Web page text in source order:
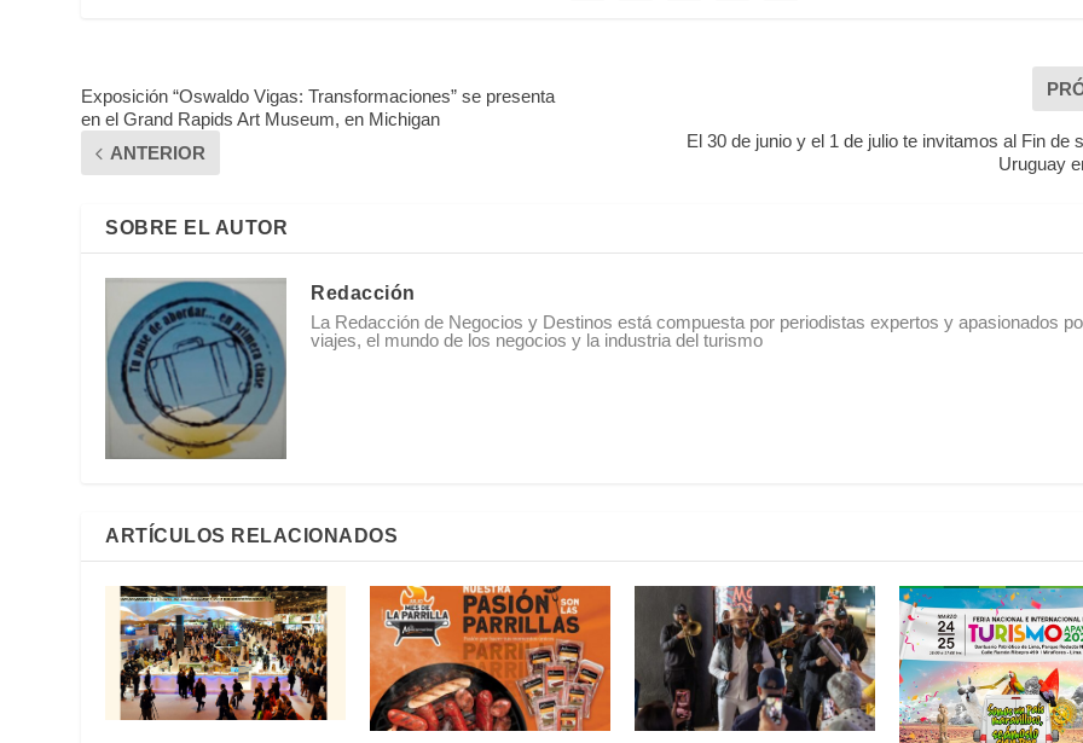
Exposición “Oswaldo Vigas: Transformaciones” se presenta
en el Grand Rapids Art Museum, en Michigan
ANTERIOR
El 30 de junio y el 1 de julio te invitamos al Fin de
Uruguay
SOBRE EL AUTOR
Redacción
La Redacción de Negocios y Destinos está compuesta por periodistas expertos y apasionados
viajes, el mundo de los negocios y la industria del turismo
ARTÍCULOS RELACIONADOS